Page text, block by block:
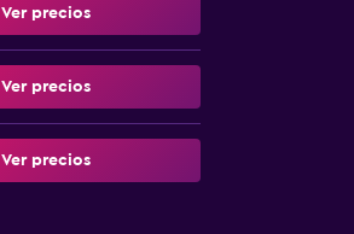
Ver precios
Ver precios
Ver precios